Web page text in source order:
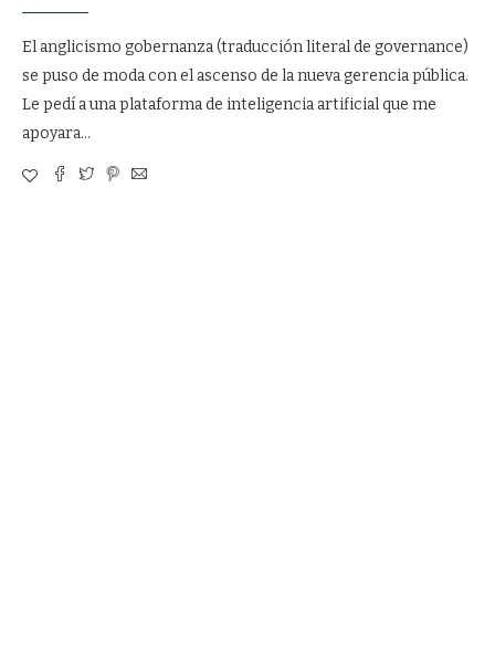
El anglicismo gobernanza (traducción literal de governance)
se puso de moda con el ascenso de la nueva gerencia pública.
Le pedí a una plataforma de inteligencia artificial que me
apoyara…